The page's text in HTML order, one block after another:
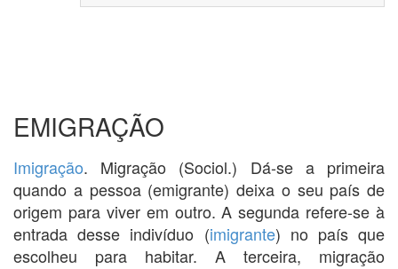
EMIGRAÇÃO
Imigração. Migração (Sociol.) Dá-se a primeira
quando a pessoa (emigrante) deixa o seu país de
origem para viver em outro. A segunda refere-se à
entrada desse indivíduo (imigrante) no país que
escolheu para habitar. A terceira, migração